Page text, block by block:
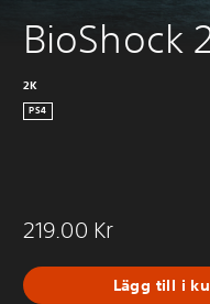
BioShock
2K
PS4
219.00 Kr
Lägg till i